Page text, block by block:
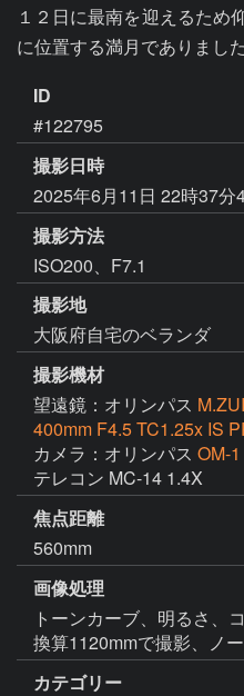
１２日に最南を迎えるため
ID
#122795
撮影日時
2025年6月11日 22時37分
撮影方法
ISO200、F7.1
撮影地
大阪府自宅のベランダ
撮影機材
望遠鏡：オリンパス
400mm F4.5 TC1.25x IS
カメラ：オリンパス OM-1
テレコン MC-14 1.4X
焦点距離
560mm
画像処理
トーンカーブ、明るさ、
換算1120mmで撮影、ノー
カテゴリー